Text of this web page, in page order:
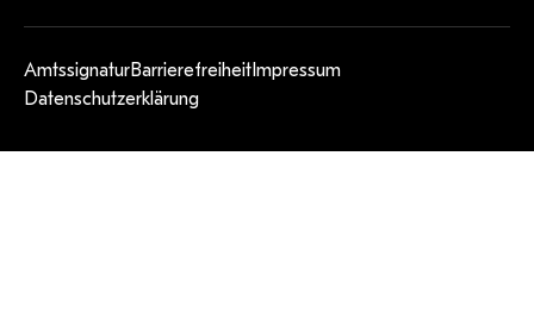
AmtssignaturBarrierefreiheit Impressum
Datenschutzerklärung